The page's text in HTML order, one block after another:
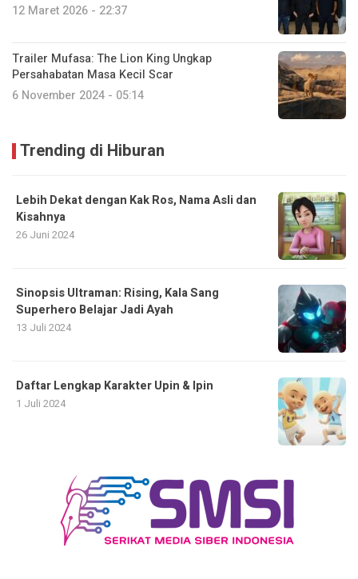
12 Maret 2026 - 22:37
Trailer Mufasa: The Lion King Ungkap
Persahabatan Masa Kecil Scar
6 November 2024 - 05:14
Trending di Hiburan
Lebih Dekat dengan Kak Ros, Nama Asli dan
Kisahnya
26 Juni 2024
Sinopsis Ultraman: Rising, Kala Sang
Superhero Belajar Jadi Ayah
13 Juli 2024
Daftar Lengkap Karakter Upin & Ipin
1 Juli 2024